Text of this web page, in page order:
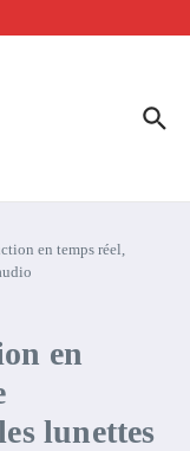
pour la transformer en
en temps réel,
en
lunettes